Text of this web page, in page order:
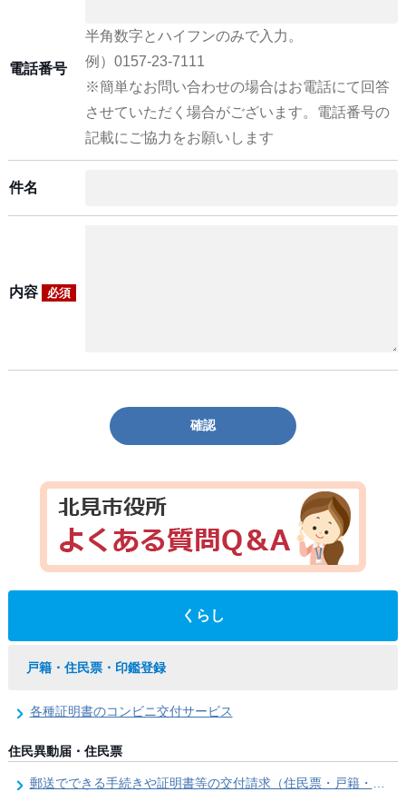
電話番号
半角数字とハイフンのみで入力。
例）0157-23-7111
※簡単なお問い合わせの場合はお電話にて回答
させていただく場合がございます。電話番号の
記載にご協力をお願いします
件名
内容 必須
確認
くらし
戸籍・住民票・印鑑登録
各種証明書のコンビニ交付サービス
住民異動届・住民票
郵送でできる手続きや証明書等の交付請求（住民票・戸籍・国民年金関係）